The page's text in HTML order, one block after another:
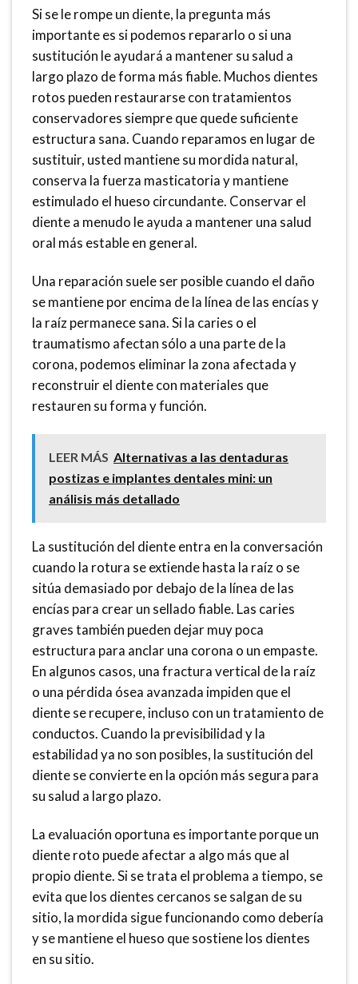
Si se le rompe un diente, la pregunta más
importante es si podemos repararlo o si una
sustitución le ayudará a mantener su salud a
largo plazo de forma más fiable. Muchos dientes
rotos pueden restaurarse con tratamientos
conservadores siempre que quede suficiente
estructura sana. Cuando reparamos en lugar de
sustituir, usted mantiene su mordida natural,
conserva la fuerza masticatoria y mantiene
estimulado el hueso circundante. Conservar el
diente a menudo le ayuda a mantener una salud
oral más estable en general.
Una reparación suele ser posible cuando el daño
se mantiene por encima de la línea de las encías y
la raíz permanece sana. Si la caries o el
traumatismo afectan sólo a una parte de la
corona, podemos eliminar la zona afectada y
reconstruir el diente con materiales que
restauren su forma y función.
LEER MÁS Alternativas a las dentaduras
postizas e implantes dentales mini: un
análisis más detallado
La sustitución del diente entra en la conversación
cuando la rotura se extiende hasta la raíz o se
sitúa demasiado por debajo de la línea de las
encías para crear un sellado fiable. Las caries
graves también pueden dejar muy poca
estructura para anclar una corona o un empaste.
En algunos casos, una fractura vertical de la raíz
o una pérdida ósea avanzada impiden que el
diente se recupere, incluso con un tratamiento de
conductos. Cuando la previsibilidad y la
estabilidad ya no son posibles, la sustitución del
diente se convierte en la opción más segura para
su salud a largo plazo.
La evaluación oportuna es importante porque un
diente roto puede afectar a algo más que al
propio diente. Si se trata el problema a tiempo, se
evita que los dientes cercanos se salgan de su
sitio, la mordida sigue funcionando como debería
y se mantiene el hueso que sostiene los dientes
en su sitio.